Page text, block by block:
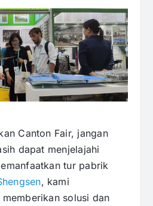
Canton Fair, jangan
dapat menjelajahi
tur pabrik
, kami
solusi dan